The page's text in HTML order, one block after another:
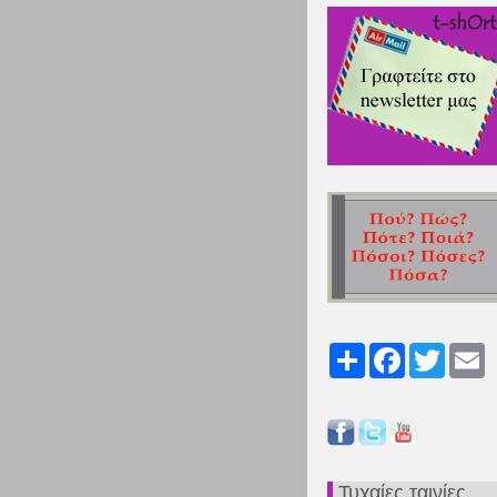
Share FacebookTwitter
Τυχαίες ταινίες